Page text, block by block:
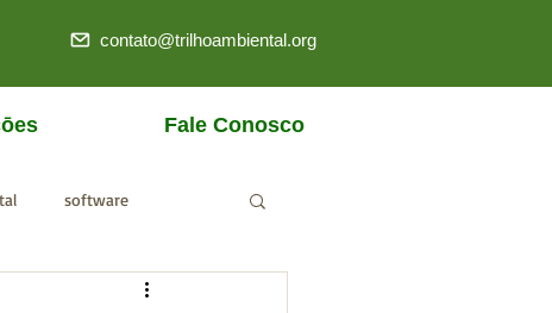
contato@trilhoambiental.org
Fale Conosco
software